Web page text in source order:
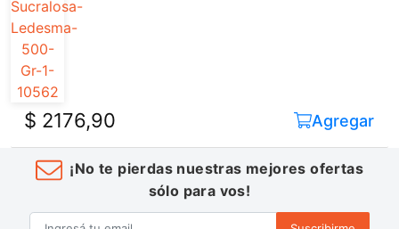
$ 2176,90 Agregar
¡No te pierdas nuestras mejores ofertas
sólo para vos!